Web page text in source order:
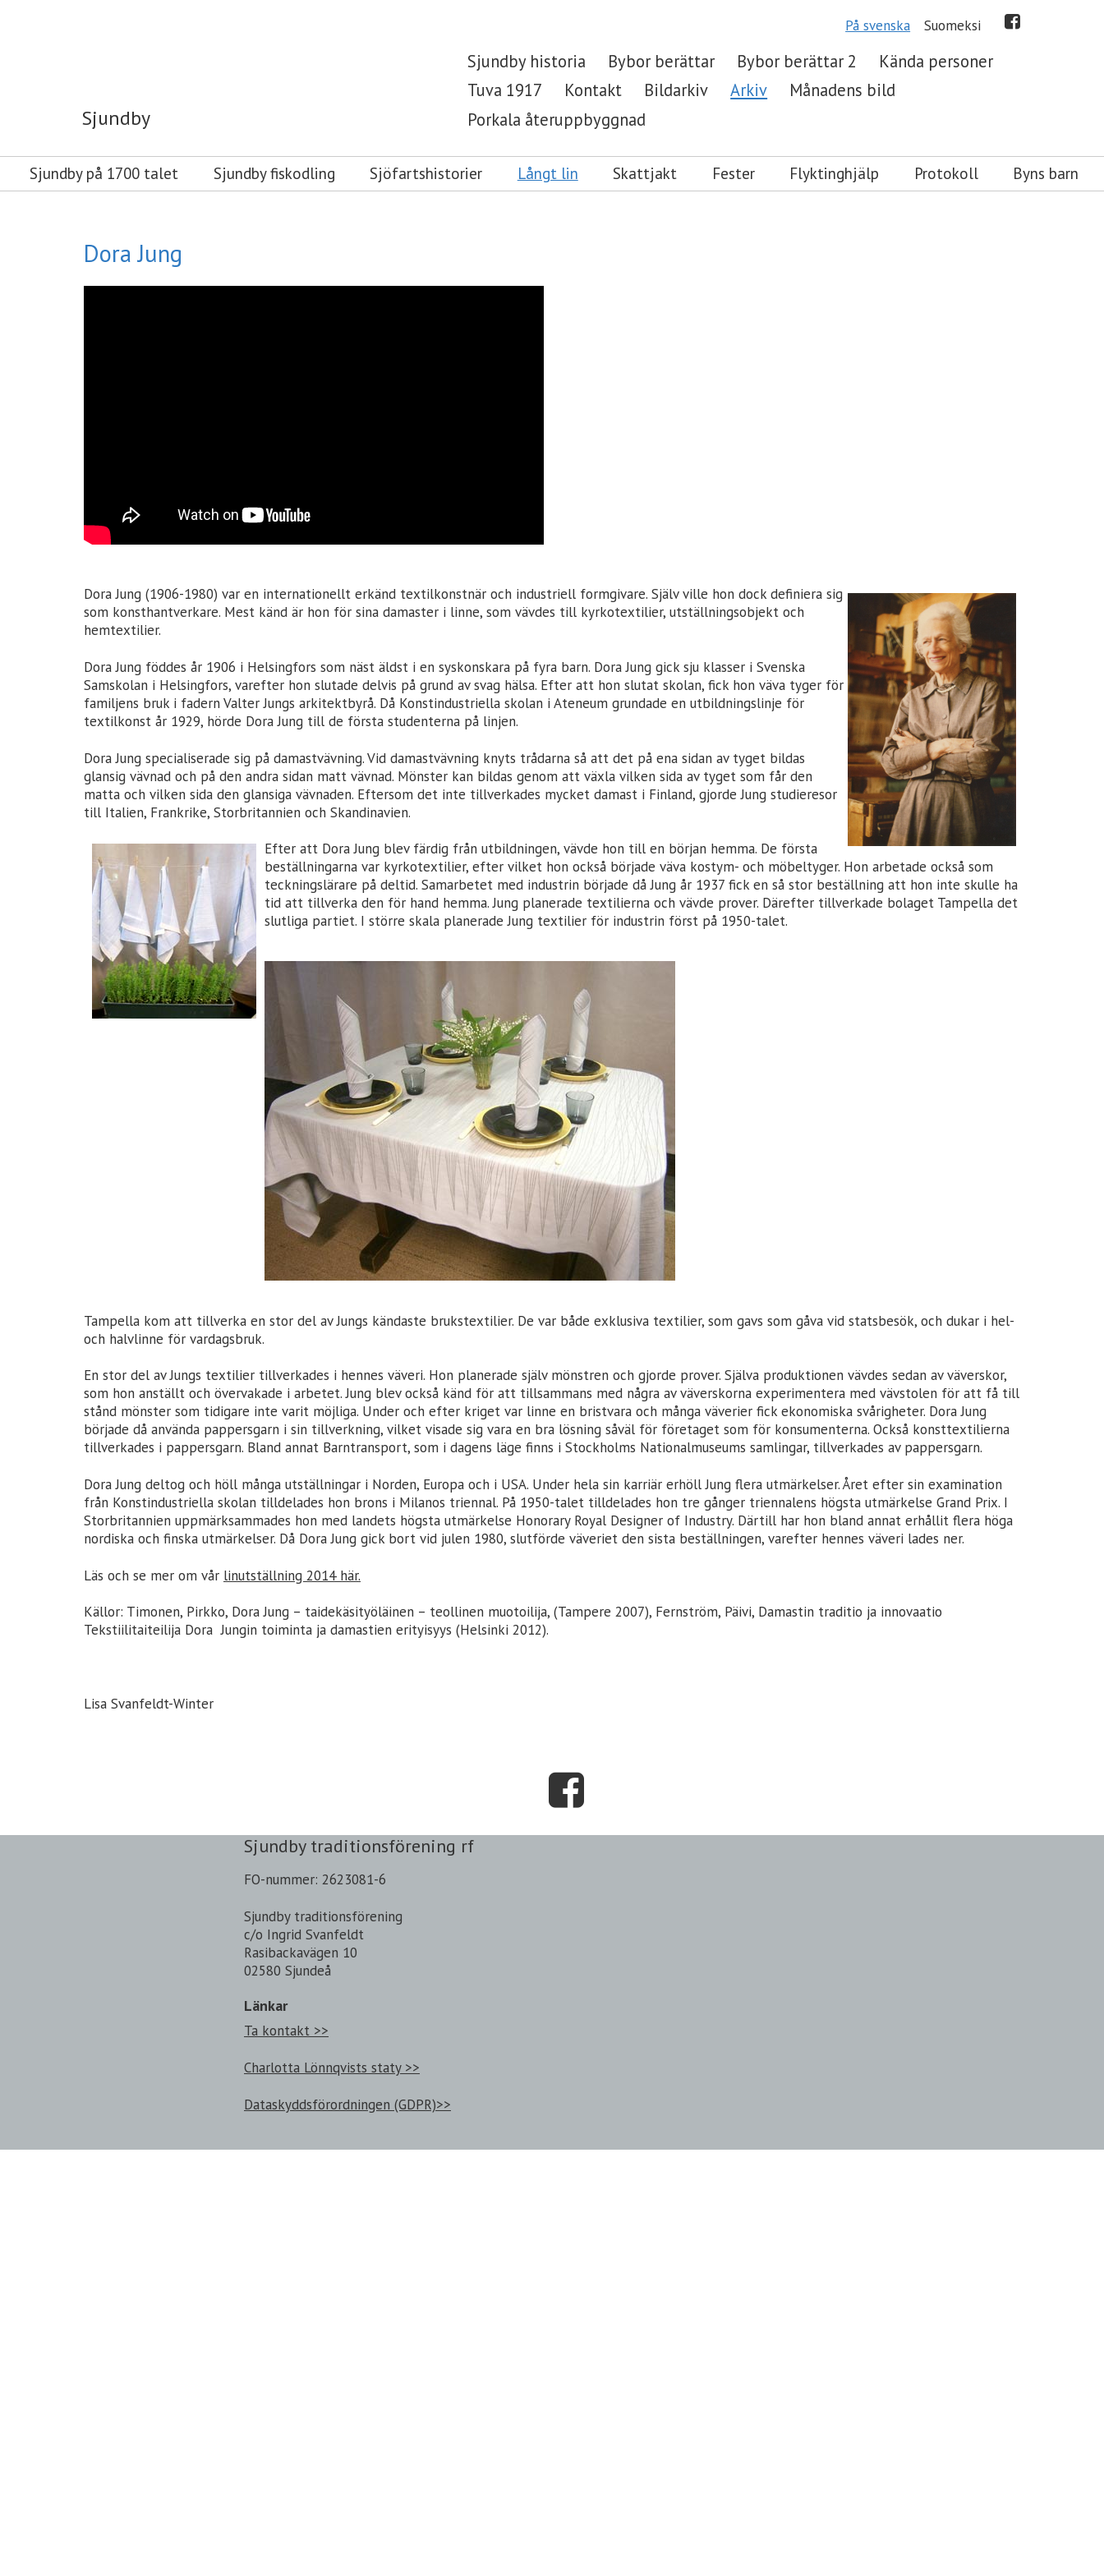
Sjundby
På svenska Suomeksi
Sjundby historia Bybor berättar Bybor berättar 2
Kända personer
Tuva 1917
Kontakt Bildarkiv Arkiv
Månadens bild
Porkala återuppbyggnad
Sjundby på 1700 talet Sjundby fiskodling Sjöfartshistorier Långt lin Skattjakt Fester Flyktinghjälp Protokoll Byns barn
Dora Jung
Dora Jung (1906-1980) var en internationellt erkänd textilkonstnär och industriell formgivare. Själv ville hon dock definiera sig
som konsthantverkare. Mest känd är hon för sina damaster i linne, som vävdes till kyrkotextilier, utställningsobjekt och
hemtextilier.
Dora Jung föddes år 1906 i Helsingfors som näst äldst i en syskonskara på fyra barn. Dora Jung gick sju klasser i Svenska
Samskolan i Helsingfors, varefter hon slutade delvis på grund av svag hälsa. Efter att hon slutat skolan, fick hon väva tyger för
familjens bruk i fadern Valter Jungs arkitektbyrå. Då Konstindustriella skolan i Ateneum grundade en utbildningslinje för
textilkonst år 1929, hörde Dora Jung till de första studenterna på linjen.
Dora Jung specialiserade sig på damastvävning. Vid damastvävning knyts trådarna så att det på ena sidan av tyget bildas
glansig vävnad och på den andra sidan matt vävnad. Mönster kan bildas genom att växla vilken sida av tyget som får den
matta och vilken sida den glansiga vävnaden. Eftersom det inte tillverkades mycket damast i Finland, gjorde Jung studieresor
till Italien, Frankrike, Storbritannien och Skandinavien.
Efter att Dora Jung blev färdig från utbildningen, vävde hon till en början hemma. De första
beställningarna var kyrkotextilier, efter vilket hon också började väva kostym- och möbeltyger. Hon arbetade också som
teckningslärare på deltid. Samarbetet med industrin började då Jung år 1937 fick en så stor beställning att hon inte skulle ha
tid att tillverka den för hand hemma. Jung planerade textilierna och vävde prover. Därefter tillverkade bolaget Tampella det
slutliga partiet. I större skala planerade Jung textilier för industrin först på 1950-talet.
Tampella kom att tillverka en stor del av Jungs kändaste brukstextilier. De var både exklusiva textilier, som gavs som gåva vid statsbesök, och dukar i hel-
och halvlinne för vardagsbruk.
En stor del av Jungs textilier tillverkades i hennes väveri. Hon planerade själv mönstren och gjorde prover. Själva produktionen vävdes sedan av väverskor,
som hon anställt och övervakade i arbetet. Jung blev också känd för att tillsammans med några av väverskorna experimentera med vävstolen för att få till
stånd mönster som tidigare inte varit möjliga. Under och efter kriget var linne en bristvara och många väverier fick ekonomiska svårigheter. Dora Jung
började då använda pappersgarn i sin tillverkning, vilket visade sig vara en bra lösning såväl för företaget som för konsumenterna. Också konsttextilierna
tillverkades i pappersgarn. Bland annat Barntransport, som i dagens läge finns i Stockholms Nationalmuseums samlingar, tillverkades av pappersgarn.
Dora Jung deltog och höll många utställningar i Norden, Europa och i USA. Under hela sin karriär erhöll Jung flera utmärkelser. Året efter sin examination
från Konstindustriella skolan tilldelades hon brons i Milanos triennal. På 1950-talet tilldelades hon tre gånger triennalens högsta utmärkelse Grand Prix. I
Storbritannien uppmärksammades hon med landets högsta utmärkelse Honorary Royal Designer of Industry. Därtill har hon bland annat erhållit flera höga
nordiska och finska utmärkelser. Då Dora Jung gick bort vid julen 1980, slutförde väveriet den sista beställningen, varefter hennes väveri lades ner.
Läs och se mer om vår linutställning 2014 här.
Källor: Timonen, Pirkko, Dora Jung – taidekäsityöläinen – teollinen muotoilija, (Tampere 2007), Fernström, Päivi, Damastin traditio ja innovaatio
Tekstiilitaiteilija Dora Jungin toiminta ja damastien erityisyys (Helsinki 2012).
Lisa Svanfeldt-Winter
Sjundby traditionsförening rf
FO-nummer: 2623081-6
Sjundby traditionsförening
c/o Ingrid Svanfeldt
Rasibackavägen 10
02580 Sjundeå
Länkar
Ta kontakt >>
Charlotta Lönnqvists staty >>
Dataskyddsförordningen (GDPR)>>